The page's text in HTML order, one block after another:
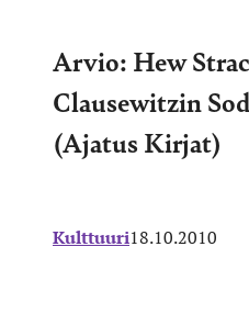
Arvio: Hew
Clausewitzin
(Ajatus Kirjat)
Kulttuuri18.10.2010